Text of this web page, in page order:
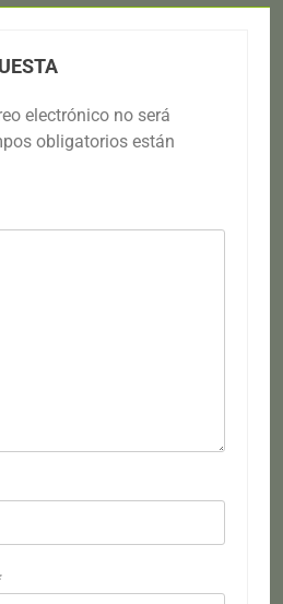
electrónico no será
obligatorios están